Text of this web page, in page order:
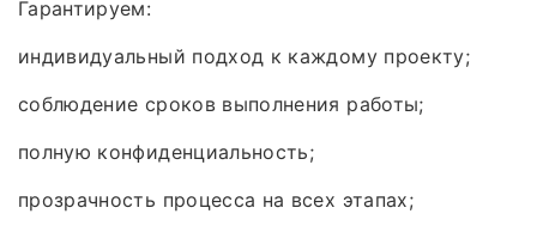
Гарантируем:
индивидуальный подход к каждому проекту;
соблюдение сроков выполнения работы;
полную конфиденциальность;
прозрачность процесса на всех этапах;